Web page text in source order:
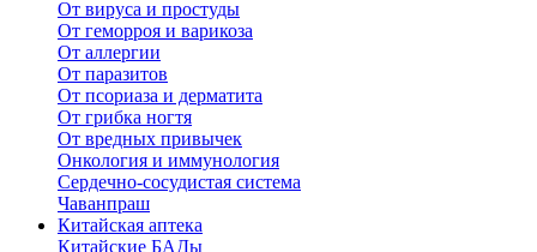
От вируса и простуды
От геморроя и варикоза
От аллергии
От паразитов
От псориаза и дерматита
От грибка ногтя
От вредных привычек
Онкология и иммунология
Сердечно-сосудистая система
Чаванпраш
Китайская аптека
Китайские БАДы